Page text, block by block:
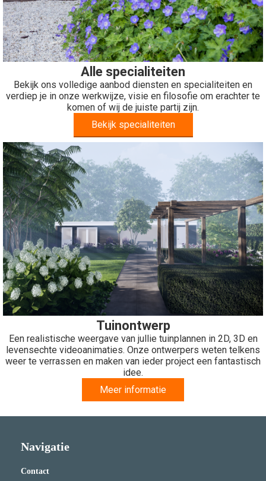
Alle specialiteiten
Bekijk ons volledige aanbod diensten en specialiteiten en
verdiep je in onze werkwijze, visie en filosofie om erachter te
komen of wij de juiste partij zijn.
Bekijk specialiteiten
Tuinontwerp
Een realistische weergave van jullie tuinplannen in 2D, 3D en
levensechte videoanimaties. Onze ontwerpers weten telkens
weer te verrassen en maken van ieder project een fantastisch
idee.
Meer informatie
Navigatie
Contact